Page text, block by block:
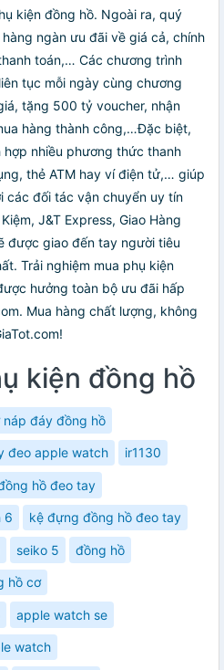
kiện đồng hồ. Ngoài ra, quý
ngàn ưu đãi về giá cả, chính
toán,… Các chương trình
tục mỗi ngày cùng chương
tặng 500 tỷ voucher, nhận
hàng thành công,…Đặc biệt,
hợp nhiều phương thức thanh
thẻ ATM hay ví điện tử,… giúp
các đối tác vận chuyển uy tín
J&T Express, Giao Hàng
được giao đến tay người tiêu
Trải nghiệm mua phụ kiện
hưởng toàn bộ ưu đãi hấp
Mua hàng chất lượng, không
kiện đồng hồ
náp đáy đồng hồ
đeo apple watch ir1130
hồ đeo tay
6 kệ đựng đồng hồ đeo tay
seiko 5 đồng hồ
hồ cơ
apple watch se
watch